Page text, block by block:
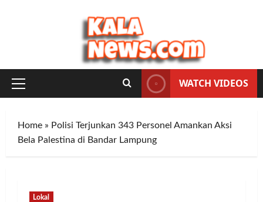
Primary
WATCH VIDEOS
Home » Polisi Terjunkan 343 Personel Amankan Aksi
Bela Palestina di Bandar Lampung
Lokal